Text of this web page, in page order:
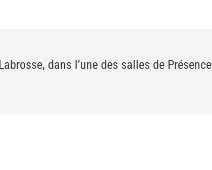
dans l’une des salles de Présence